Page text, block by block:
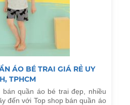
ÁO BÉ TRAI GIÁ RẺ UY
TPHCM
quần áo bé trai đẹp, nhiều
đến với Top shop bán quần áo